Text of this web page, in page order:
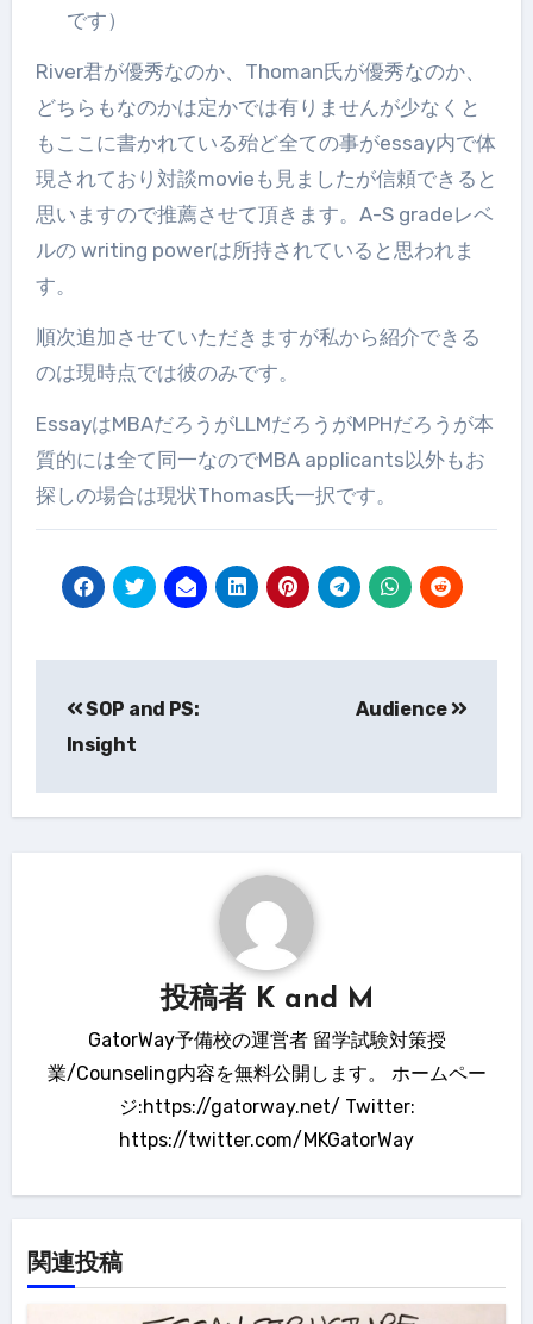
です）
River君が優秀なのか、Thoman氏が優秀なのか、
どちらもなのかは定かでは有りませんが少なくと
もここに書かれている殆ど全ての事がessay内で体
現されており対談movieも見ましたが信頼できると
思いますので推薦させて頂きます。A-S gradeレベ
ルの writing powerは所持されていると思われま
す。
順次追加させていただきますが私から紹介できる
のは現時点では彼のみです。
EssayはMBAだろうがLLMだろうがMPHだろうが本
質的には全て同一なのでMBA applicants以外もお
探しの場合は現状Thomas氏一択です。
稿
ナ
ビ
SOP and PS:
Insight
Audience
投稿者 K and M
GatorWay予備校の運営者 留学試験対策授
業/Counseling内容を無料公開します。 ホームペー
ジ:https://gatorway.net/ Twitter:
https://twitter.com/MKGatorWay
関連投稿